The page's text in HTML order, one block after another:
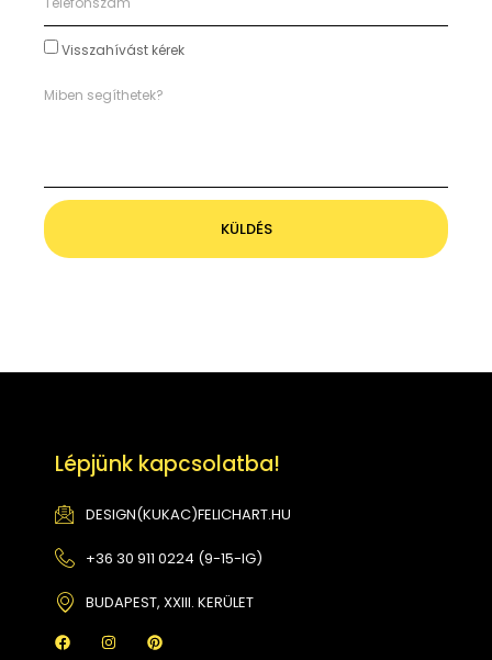
Visszahívást kérek
KÜLDÉS
Lépjünk kapcsolatba!
DESIGN(KUKAC)FELICHART.HU
+36 30 911 0224 (9-15-IG)
BUDAPEST, XXIII. KERÜLET